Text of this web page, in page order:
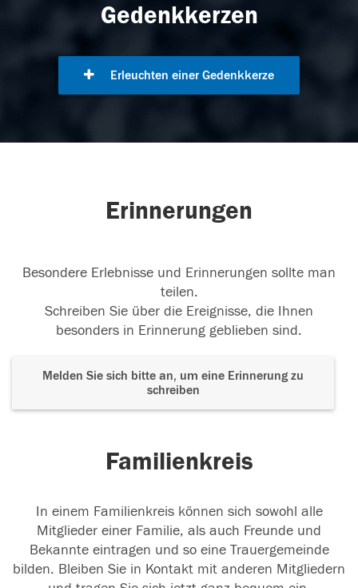
Gedenkkerzen
Erleuchten einer Gedenkkerze
Erinnerungen
Besondere Erlebnisse und Erinnerungen sollte man
teilen.
Schreiben Sie über die Ereignisse, die Ihnen
besonders in Erinnerung geblieben sind.
Melden Sie sich bitte an, um eine Erinnerung zu
schreiben
Familienkreis
In einem Familienkreis können sich sowohl alle
Mitglieder einer Familie, als auch Freunde und
Bekannte eintragen und so eine Trauergemeinde
bilden. Bleiben Sie in Kontakt mit anderen Mitgliedern